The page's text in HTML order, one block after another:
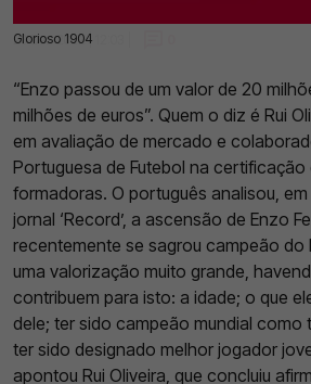
Glorioso 1904
20 Dez 2022 | 12:03 |
“Enzo passou de um valor de 20
milhões de euros”. Quem o diz é Rui
em avaliação de mercado e
Portuguesa de Futebol na certificação
formadoras. O português analisou,
jornal ‘Record’, a ascensão de Enzo
recentemente se sagrou campeão do
uma valorização muito grande,
contribuem para isto: a idade; o que
dele; ter sido campeão mundial como
ter sido designado melhor jogador
apontou Rui Oliveira, que concluiu